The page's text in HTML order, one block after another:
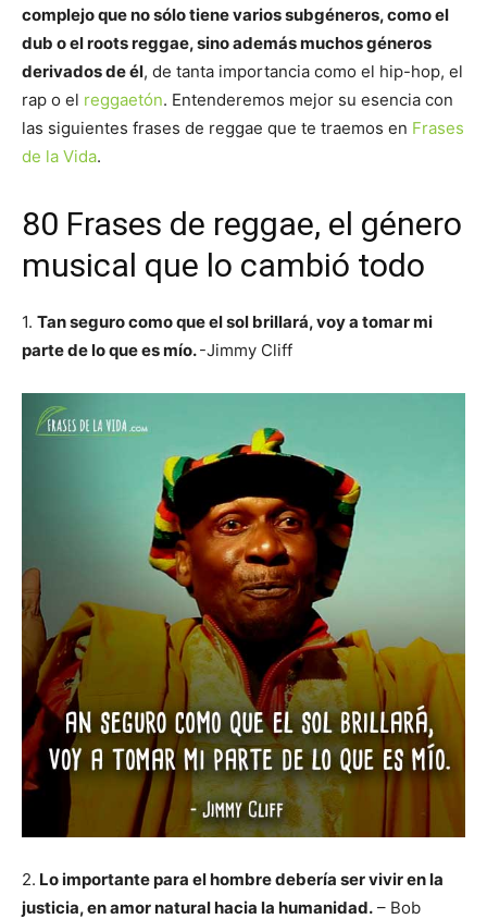
complejo que no sólo tiene varios subgéneros, como el
dub o el roots reggae, sino además muchos géneros
derivados de él, de tanta importancia como el hip-hop, el
rap o el reggaetón. Entenderemos mejor su esencia con
las siguientes frases de reggae que te traemos en Frases
de la Vida.
80 Frases de reggae, el género
musical que lo cambió todo
1. Tan seguro como que el sol brillará, voy a tomar mi
parte de lo que es mío.-Jimmy Cliff
2. Lo importante para el hombre debería ser vivir en la
justicia, en amor natural hacia la humanidad. – Bob